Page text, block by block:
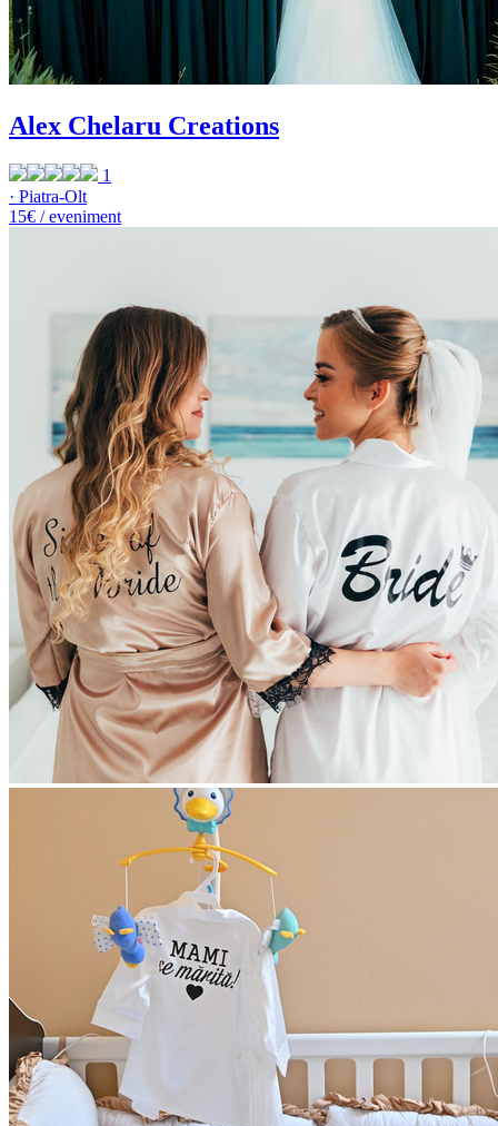
Alex Chelaru Creations
1
· Piatra-Olt
15€ / eveniment